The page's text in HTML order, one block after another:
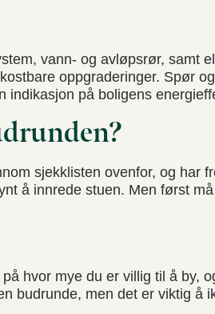
vann- og avløpsrør, samt
oppgraderinger. Spør
indikasjon på boligens
sjekklisten ovenfor, og har
å innrede stuen. Men først
hvor mye du er villig til å by,
budrunde, men det er viktig å